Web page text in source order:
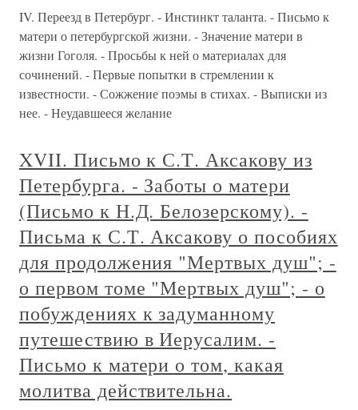
IV. Переезд в Петербург. - Инстинкт таланта. - Письмо к
матери о петербургской жизни. - Значение матери в
жизни Гоголя. - Просьбы к ней о материалах для
сочинений. - Первые попытки в стремлении к
известности. - Сожжение поэмы в стихах. - Выписки из
нее. - Неудавшееся желание
XVII. Письмо к С.Т. Аксакову из
Петербурга. - Заботы о матери
(Письмо к Н.Д. Белозерскому). -
Письма к С.Т. Аксакову о пособиях
для продолжения "Мертвых душ"; -
о первом томе "Мертвых душ"; - о
побуждениях к задуманному
путешествию в Иерусалим. -
Письмо к матери о том, какая
молитва действительна.